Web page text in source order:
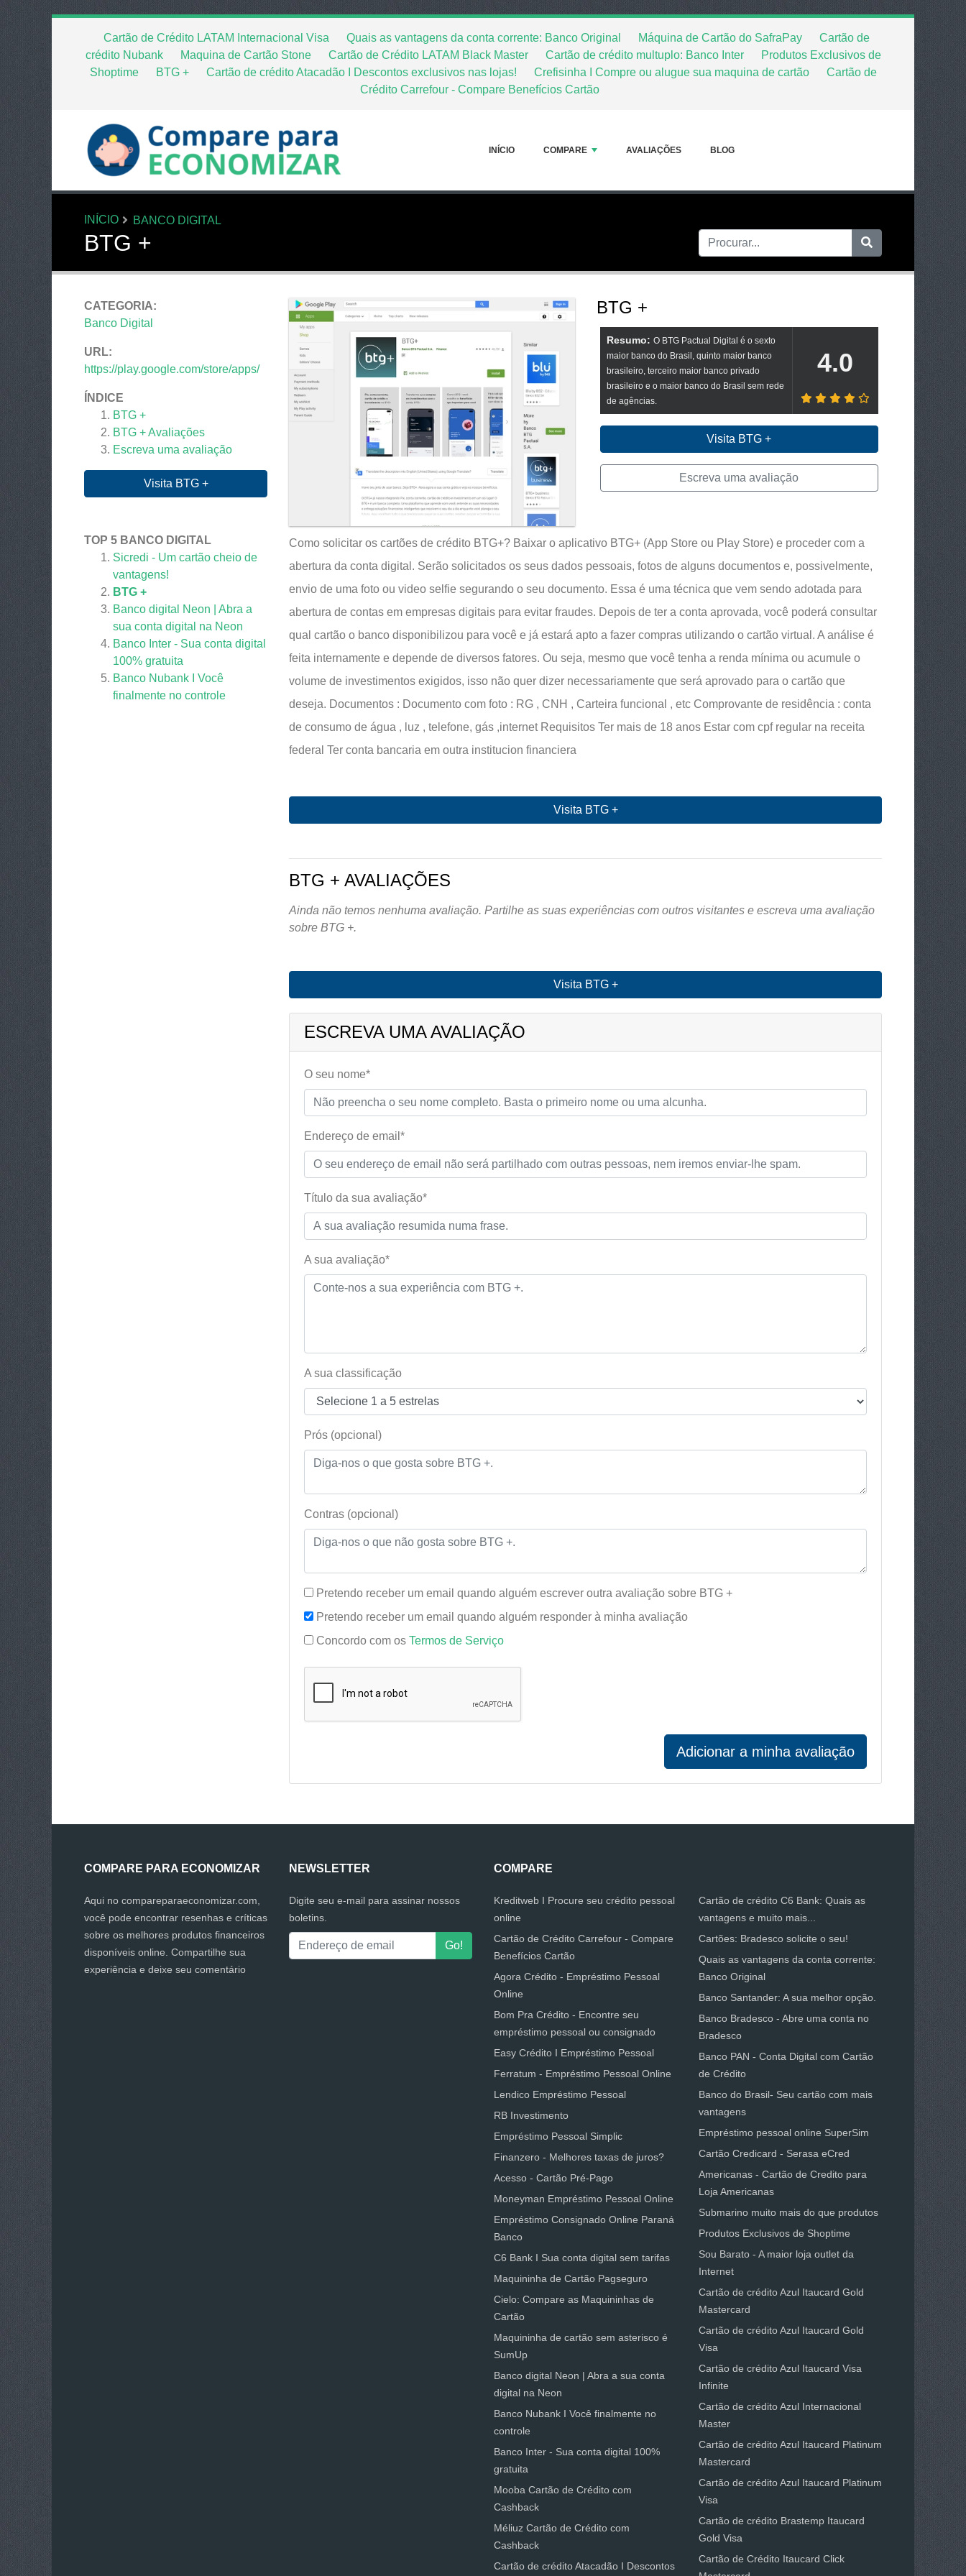
Cartão de Crédito LATAM Internacional Visa Quais as vantagens da conta corrente: Banco Original Máquina de Cartão do SafraPay
Cartão de
crédito Nubank
Maquina de Cartão Stone Cartão de Crédito LATAM Black Master Cartão de crédito multuplo: Banco Inter
Produtos Exclusivos de
Shoptime
BTG + Cartão de crédito Atacadão I Descontos exclusivos nas lojas! Crefisinha I Compre ou alugue sua maquina de cartão
Cartão de
Crédito Carrefour - Compare Benefícios Cartão
INÍCIO COMPARE AVALIAÇÕES BLOG
INÍCIO BANCO DIGITAL
BTG +
CATEGORIA:
Banco Digital
URL:
https://play.google.com/store/apps/
ÍNDICE
BTG +
BTG +Avaliações
Escreva uma avaliação
Visita BTG +
TOP 5 BANCO DIGITAL
Sicredi - Um cartão cheio de
vantagens!
BTG +
Banco digital Neon | Abra a
sua conta digital na Neon
Banco Inter - Sua conta digital
100% gratuita
Banco Nubank I Você
finalmente no controle
BTG +
Resumo: O BTG Pactual Digital é o sexto
maior banco do Brasil, quinto maior banco
brasileiro, terceiro maior banco privado
brasileiro e o maior banco do Brasil sem rede
de agências.
4.0
Visita BTG +
Escreva uma avaliação
Como solicitar os cartões de crédito BTG+? Baixar o aplicativo BTG+ (App Store ou Play Store) e proceder com a
abertura da conta digital. Serão solicitados os seus dados pessoais, fotos de alguns documentos e, possivelmente,
envio de uma foto ou video selfie segurando o seu documento. Essa é uma técnica que vem sendo adotada para
abertura de contas em empresas digitais para evitar fraudes. Depois de ter a conta aprovada, você poderá consultar
qual cartão o banco disponibilizou para você e já estará apto a fazer compras utilizando o cartão virtual. A análise é
feita internamente e depende de diversos fatores. Ou seja, mesmo que você tenha a renda mínima ou acumule o
volume de investimentos exigidos, isso não quer dizer necessariamente que será aprovado para o cartão que
deseja. Documentos : Documento com foto : RG , CNH , Carteira funcional , etc Comprovante de residência : conta
de consumo de água , luz , telefone, gás ,internet Requisitos Ter mais de 18 anos Estar com cpf regular na receita
federal Ter conta bancaria em outra institucion financiera
Visita BTG +
BTG + AVALIAÇÕES
Ainda não temos nenhuma avaliação. Partilhe as suas experiências com outros visitantes e escreva uma avaliação
sobre BTG +.
Visita BTG +
ESCREVA UMA AVALIAÇÃO
O seu nome*
Endereço de email*
Título da sua avaliação*
A sua avaliação*
A sua classificação
Prós (opcional)
Contras (opcional)
Pretendo receber um email quando alguém escrever outra avaliação sobre BTG +
Pretendo receber um email quando alguém responder à minha avaliação
Concordo com os Termos de Serviço
Adicionar a minha avaliação
COMPARE PARA ECONOMIZAR
Aqui no compareparaeconomizar.com,
você pode encontrar resenhas e críticas
sobre os melhores produtos financeiros
disponíveis online. Compartilhe sua
experiência e deixe seu comentário
NEWSLETTER
Digite seu e-mail para assinar nossos
boletins.
COMPARE
Kreditweb I Procure seu crédito pessoal
online
Cartão de Crédito Carrefour - Compare
Benefícios Cartão
Agora Crédito - Empréstimo Pessoal
Online
Bom Pra Crédito - Encontre seu
empréstimo pessoal ou consignado
Easy Crédito I Empréstimo Pessoal
Ferratum - Empréstimo Pessoal Online
Lendico Empréstimo Pessoal
RB Investimento
Empréstimo Pessoal Simplic
Finanzero - Melhores taxas de juros?
Acesso - Cartão Pré-Pago
Moneyman Empréstimo Pessoal Online
Empréstimo Consignado Online Paraná
Banco
C6 Bank I Sua conta digital sem tarifas
Maquininha de Cartão Pagseguro
Cielo: Compare as Maquininhas de
Cartão
Maquininha de cartão sem asterisco é
SumUp
Banco digital Neon | Abra a sua conta
digital na Neon
Banco Nubank I Você finalmente no
controle
Banco Inter - Sua conta digital 100%
gratuita
Mooba Cartão de Crédito com
Cashback
Méliuz Cartão de Crédito com
Cashback
Cartão de crédito Atacadão I Descontos
Cartão de crédito C6 Bank: Quais as
vantagens e muito mais...
Cartões: Bradesco solicite o seu!
Quais as vantagens da conta corrente:
Banco Original
Banco Santander: A sua melhor opção.
Banco Bradesco - Abre uma conta no
Bradesco
Banco PAN - Conta Digital com Cartão
de Crédito
Banco do Brasil- Seu cartão com mais
vantagens
Empréstimo pessoal online SuperSim
Cartão Credicard - Serasa eCred
Americanas - Cartão de Credito para
Loja Americanas
Submarino muito mais do que produtos
Produtos Exclusivos de Shoptime
Sou Barato - A maior loja outlet da
Internet
Cartão de crédito Azul Itaucard Gold
Mastercard
Cartão de crédito Azul Itaucard Gold
Visa
Cartão de crédito Azul Itaucard Visa
Infinite
Cartão de crédito Azul Internacional
Master
Cartão de crédito Azul Itaucard Platinum
Mastercard
Cartão de crédito Azul Itaucard Platinum
Visa
Cartão de crédito Brastemp Itaucard
Gold Visa
Cartão de Crédito Itaucard Click